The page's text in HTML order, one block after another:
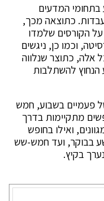
המדעים
כתוצאה מכך,
הקורסים שלמדו
וכמו כן, ניגשים
אלה, כתוצר שנלווה
הנחוץ להשתלבות
פעמיים בשבוע, חמש
מתקיימות בדרך
ואילו בחופש
בבוקר, ועד חמש-שש
בקיץ.